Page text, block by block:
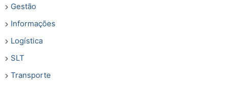
Gestão
Informações
Logística
SLT
Transporte